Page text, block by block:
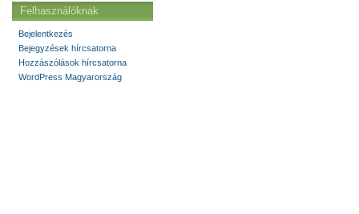
Felhasználóknak
Bejelentkezés
Bejegyzések hírcsatorna
Hozzászólások hírcsatorna
WordPress Magyarország